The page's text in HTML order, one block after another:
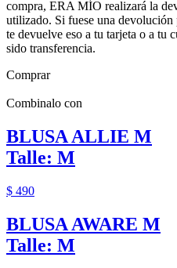
compra, ERA MÍO realizará la
utilizado. Si fuese una
te devuelve eso a tu tarjeta o a tu
sido transferencia.
Comprar
Combinalo con
BLUSA ALLIE M
Talle: M
$ 490
BLUSA AWARE M
Talle: M